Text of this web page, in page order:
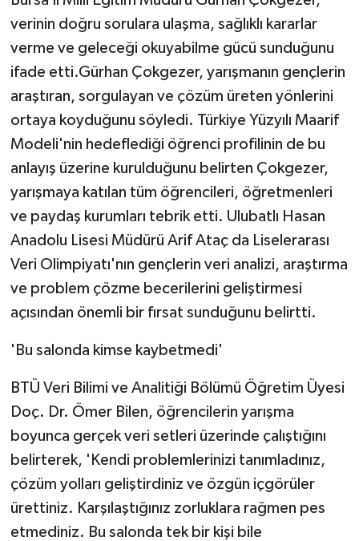
verinin doğru sorulara ulaşma, sağlıklı kararlar
verme ve geleceği okuyabilme gücü sunduğunu
ifade etti.Gürhan Çokgezer, yarışmanın gençlerin
araştıran, sorgulayan ve çözüm üreten yönlerini
ortaya koyduğunu söyledi. Türkiye Yüzyılı Maarif
Modeli'nin hedeflediği öğrenci profilinin de bu
anlayış üzerine kurulduğunu belirten Çokgezer,
yarışmaya katılan tüm öğrencileri, öğretmenleri
ve paydaş kurumları tebrik etti. Ulubatlı Hasan
Anadolu Lisesi Müdürü Arif Ataç da Liselerarası
Veri Olimpiyatı'nın gençlerin veri analizi, araştırma
ve problem çözme becerilerini geliştirmesi
açısından önemli bir fırsat sunduğunu belirtti.
'Bu salonda kimse kaybetmedi'
BTÜ Veri Bilimi ve Analitiği Bölümü Öğretim Üyesi
Doç. Dr. Ömer Bilen, öğrencilerin yarışma
boyunca gerçek veri setleri üzerinde çalıştığını
belirterek, 'Kendi problemlerinizi tanımladınız,
çözüm yolları geliştirdiniz ve özgün içgörüler
ürettiniz. Karşılaştığınız zorluklara rağmen pes
etmediniz. Bu salonda tek bir kişi bile